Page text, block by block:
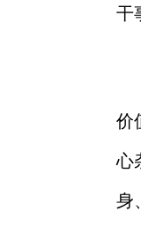
干
价
心
身